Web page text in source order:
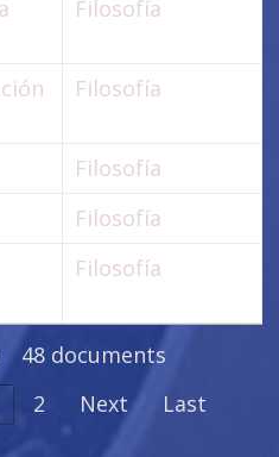
Filosofía
Filosofía
Filosofía
Filosofía
Filosofía
48 documents
2 Next Last